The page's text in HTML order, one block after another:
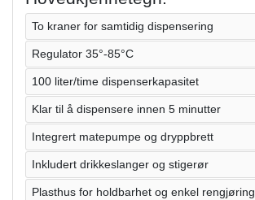
To kraner for samtidig dispensering
Regulator 35°-85°C
100 liter/time dispenserkapasitet
Klar til å dispensere innen 5 minutter
Integrert matepumpe og dryppbrett
Inkludert drikkeslanger og stigerør
Plasthus for holdbarhet og enkel rengjøring